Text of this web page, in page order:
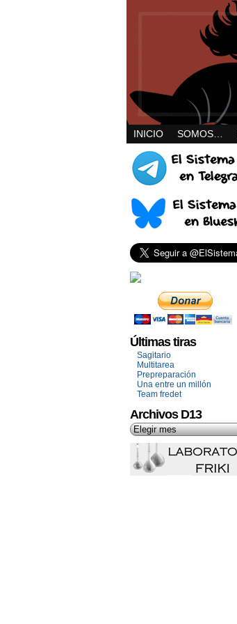
INICIO SOMOS…
Últimas tiras
Sagitario
Multitarea
Prepreparación
Una entre un millón
Team fredet
Archivos D13